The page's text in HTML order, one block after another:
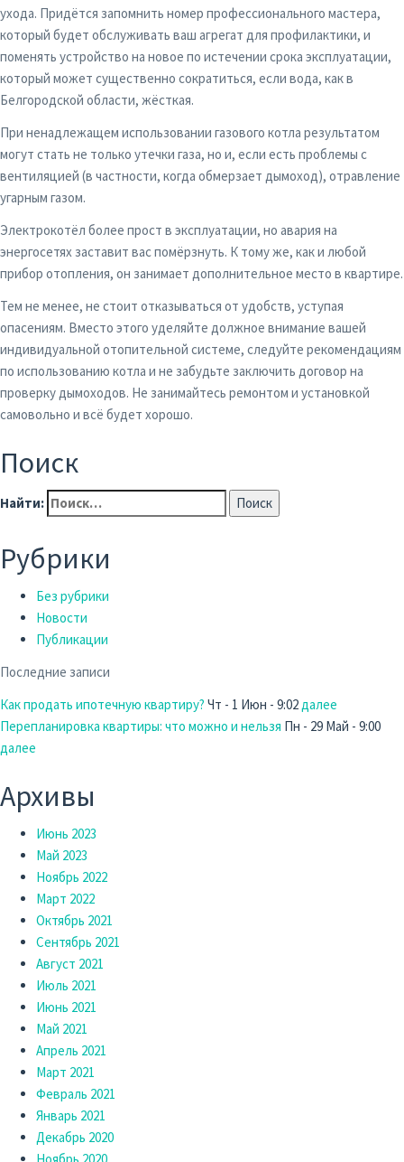
ухода. Придётся запомнить номер профессионального мастера,
который будет обслуживать ваш агрегат для профилактики, и
поменять устройство на новое по истечении срока эксплуатации,
который может существенно сократиться, если вода, как в
Белгородской области, жёсткая.
При ненадлежащем использовании газового котла результатом
могут стать не только утечки газа, но и, если есть проблемы с
вентиляцией (в частности, когда обмерзает дымоход), отравление
угарным газом.
Электрокотёл более прост в эксплуатации, но авария на
энергосетях заставит вас помёрзнуть. К тому же, как и любой
прибор отопления, он занимает дополнительное место в квартире.
Тем не менее, не стоит отказываться от удобств, уступая
опасениям. Вместо этого уделяйте должное внимание вашей
индивидуальной отопительной системе, следуйте рекомендациям
по использованию котла и не забудьте заключить договор на
проверку дымоходов. Не занимайтесь ремонтом и установкой
самовольно и всё будет хорошо.
Поиск
Найти:
Рубрики
Без рубрики
Новости
Публикации
Последние записи
Как продать ипотечную квартиру? Чт - 1 Июн - 9:02 далее
Перепланировка квартиры: что можно и нельзя Пн - 29 Май - 9:00
далее
Архивы
Июнь 2023
Май 2023
Ноябрь 2022
Март 2022
Октябрь 2021
Сентябрь 2021
Август 2021
Июль 2021
Июнь 2021
Май 2021
Апрель 2021
Март 2021
Февраль 2021
Январь 2021
Декабрь 2020